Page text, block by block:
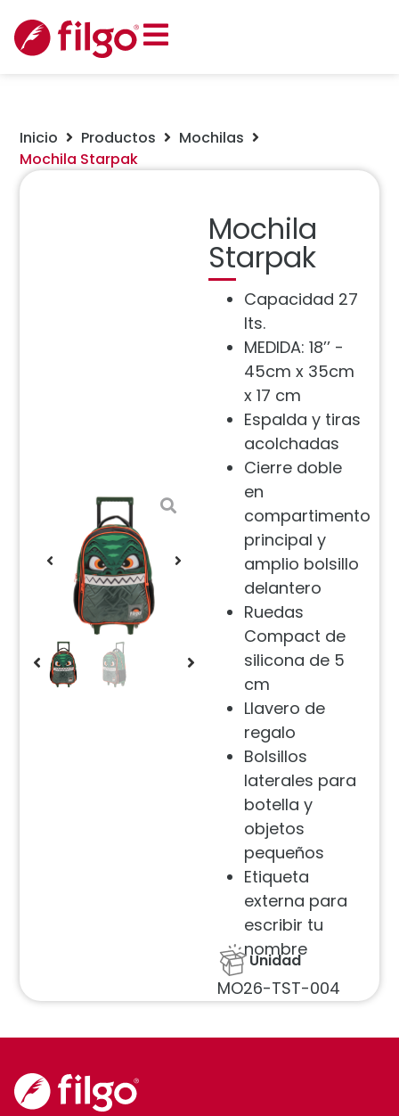
Inicio Productos
Mochilas
Mochila Starpak
Mochila
Starpak
Capacidad 27
lts.
MEDIDA: 18’’ -
45cm x 35cm
x 17 cm
Espalda y tiras
acolchadas
Cierre doble
en
compartimento
principal y
amplio bolsillo
delantero
Ruedas
Compact de
silicona de 5
cm
Llavero de
regalo
Bolsillos
laterales para
botella y
objetos
pequeños
Etiqueta
externa para
escribir tu
nombre
Unidad
MO26-TST-004